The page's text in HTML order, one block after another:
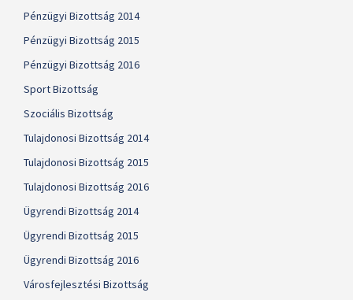
Pénzügyi Bizottság 2014
Pénzügyi Bizottság 2015
Pénzügyi Bizottság 2016
Sport Bizottság
Szociális Bizottság
Tulajdonosi Bizottság 2014
Tulajdonosi Bizottság 2015
Tulajdonosi Bizottság 2016
Ügyrendi Bizottság 2014
Ügyrendi Bizottság 2015
Ügyrendi Bizottság 2016
Városfejlesztési Bizottság